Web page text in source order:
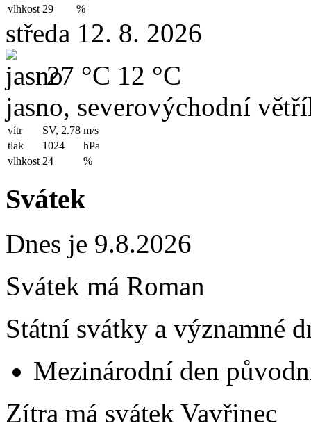
vlhkost 29 %
středa 12. 8. 2026
27 °C 12 °C
jasno, severovýchodní
vítr SV, 2.78 m/s
tlak
1024
hPa
vlhkost 24 %
Svátek
Dnes je 9.8.2026
Svátek má Roman
Státní svátky a významné
Mezinárodní den
Zítra má svátek Vavřinec